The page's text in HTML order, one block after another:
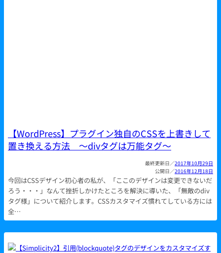
【WordPress】プラグイン独自のCSSを上書きして
置き換える方法 ～divタグは万能タグ～
2017年10月29日
2016年12月18日
今回はCSSデザイン初心者の私が、「ここのデザインは変更できないだ
ろう・・・」なんて挫折しかけたところを解決に導いた、「無敵のdiv
タグ様」について紹介します。CSSカスタマイズ慣れてしている方には
全…